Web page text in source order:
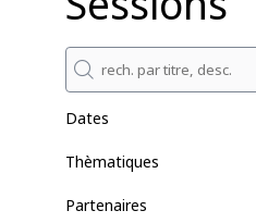
Dates
Thèmatiques
Partenaires